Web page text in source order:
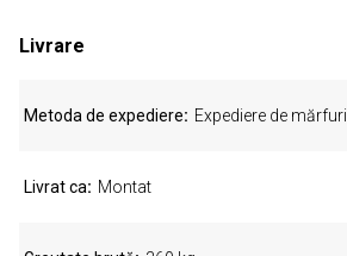
Livrare
Metoda de expediere Expediere de mărfuri
Livrat ca Montat